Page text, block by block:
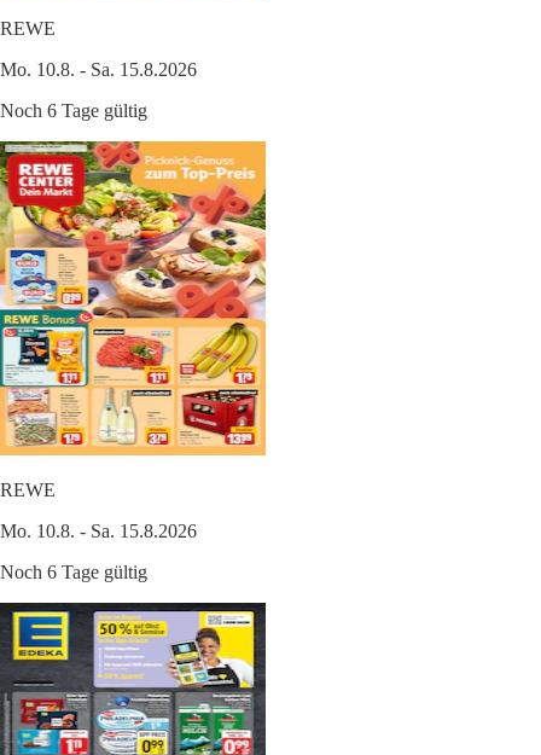
REWE
Mo. 10.8. - Sa. 15.8.2026
Noch 6 Tage gültig
REWE
Mo. 10.8. - Sa. 15.8.2026
Noch 6 Tage gültig